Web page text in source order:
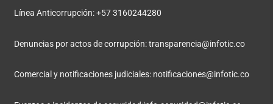
Línea Anticorrupción: +57 3160244280
Denuncias por actos de corrupción:transparencia@infotic.co
Comercial y notificaciones judiciales: notificaciones@infotic.co